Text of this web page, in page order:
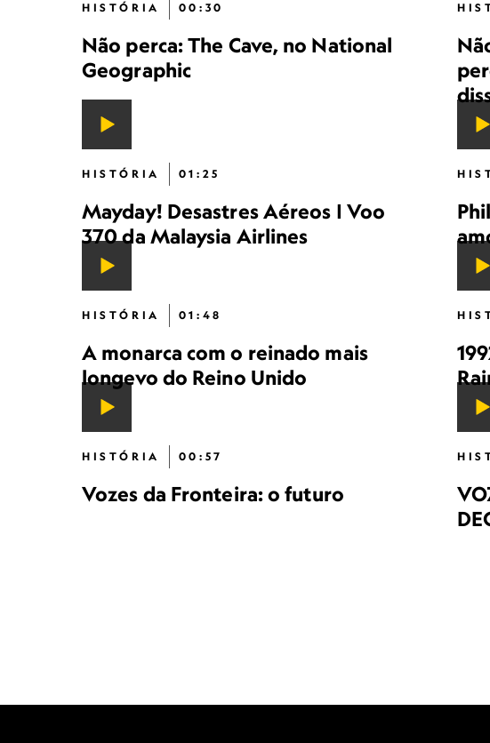
HISTÓRIA 00:30
Não perca: The Cave, no National
Geographic
HISTÓRIA 01:25
Mayday! Desastres Aéreos | Voo
370 da Malaysia Airlines
HISTÓRIA 01:48
A monarca com o reinado mais
longevo do Reino Unido
HISTÓRIA 00:57
Vozes da Fronteira: o futuro